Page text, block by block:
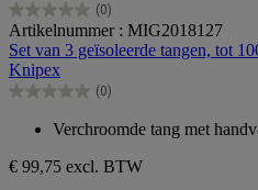
(0)
0.0
van
de
5
sterren.
Artikelnummer : MIG2018127
Set van 3 geïsoleerde tangen, tot
Knipex
(0)
0.0
5
sterren.
Verchroomde tang met
€ 99,75 excl. BTW